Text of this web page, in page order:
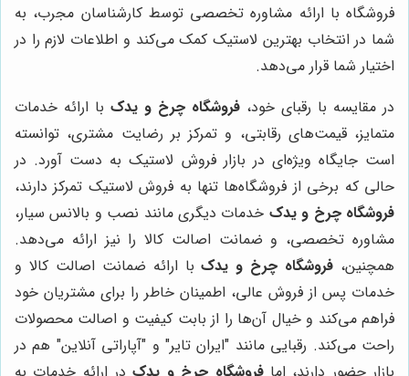
فروشگاه با ارائه مشاوره تخصصی توسط کارشناسان مجرب، به
شما در انتخاب بهترین لاستیک کمک می‌کند و اطلاعات لازم را در
اختیار شما قرار می‌دهد.
در مقایسه با رقبای خود، فروشگاه چرخ و یدک با ارائه خدمات
متمایز، قیمت‌های رقابتی، و تمرکز بر رضایت مشتری، توانسته
است جایگاه ویژه‌ای در بازار فروش لاستیک به دست آورد. در
حالی که برخی از فروشگاه‌ها تنها به فروش لاستیک تمرکز دارند،
فروشگاه چرخ و یدک خدمات دیگری مانند نصب و بالانس سیار،
مشاوره تخصصی، و ضمانت اصالت کالا را نیز ارائه می‌دهد.
همچنین، فروشگاه چرخ و یدکبا ارائه ضمانت اصالت کالا و
خدمات پس از فروش عالی، اطمینان خاطر را برای مشتریان خود
فراهم می‌کند و خیال آن‌ها را از بابت کیفیت و اصالت محصولات
راحت می‌کند. رقبایی مانند "ایران تایر" و "آپاراتی آنلاین" هم در